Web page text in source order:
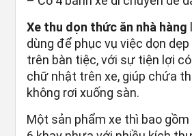
Xe thu dọn thức ăn nhà hàng
dùng để phục vụ việc dọn
trên bàn tiệc, với sự tiện lợi
chữ nhật trên xe, giúp chứa
không rơi xuống sàn.
Một sản phẩm xe thì bao